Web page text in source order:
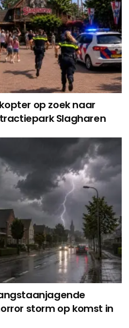
op zoek naar
Slagharen
storm op komst in